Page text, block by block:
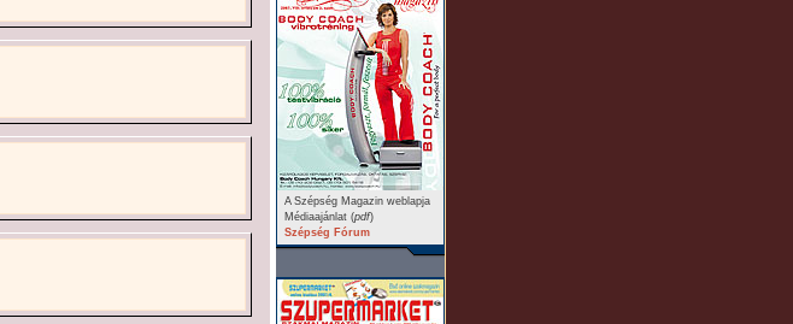
A Szépség Magazin weblapja
Médiaajánlat (pdf)
Szépség Fórum